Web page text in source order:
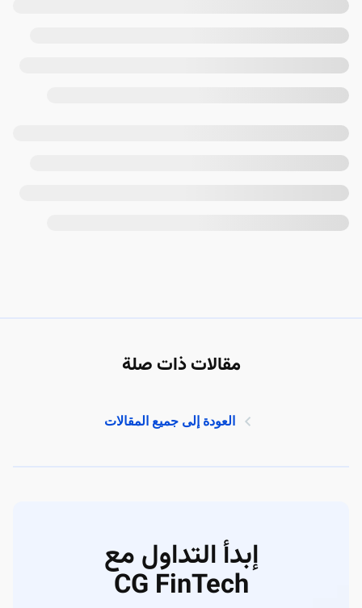
مقالات ذات صلة
العودة إلى جميع المقالات
إبدأ التداول مع
CG FinTech